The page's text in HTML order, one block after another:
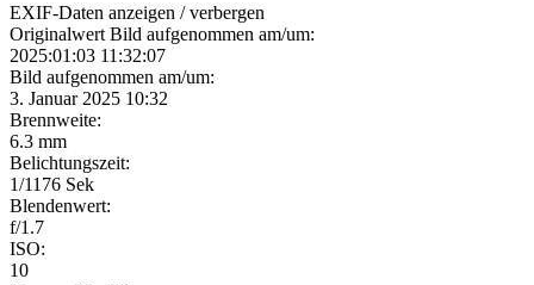
EXIF-Daten anzeigen / verbergen
Originalwert Bild aufgenommen am/um:
2025:01:03 11:32:07
Bild aufgenommen am/um:
3. Januar 2025 10:32
Brennweite:
6.3 mm
Belichtungszeit:
1/1176 Sek
Blendenwert:
f/1.7
ISO:
10